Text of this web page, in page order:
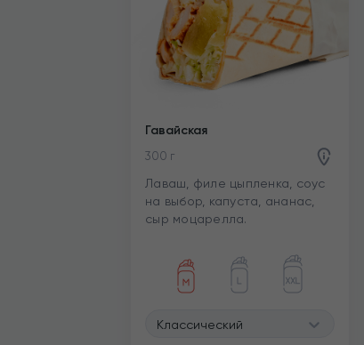
Гавайская
300 г
Лаваш, филе цыпленка, соус
на выбор, капуста, ананас,
сыр моцарелла.
Классический